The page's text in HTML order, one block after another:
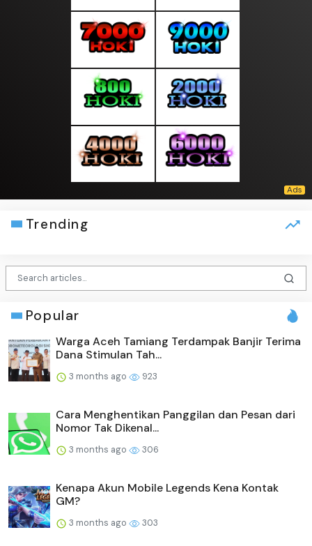
Trending
Popular
Warga Aceh Tamiang Terdampak Banjir Terima
Dana Stimulan Tah...
3 months ago 923
Cara Menghentikan Panggilan dan Pesan dari
Nomor Tak Dikenal...
3 months ago 306
Kenapa Akun Mobile Legends Kena Kontak
GM?
3 months ago 303